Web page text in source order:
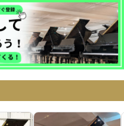
レーション
音取付可能エリア
送料について